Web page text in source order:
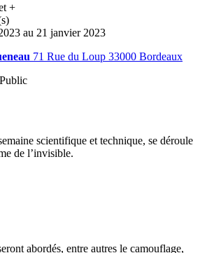
+
au 21 janvier 2023
71 Rue du Loup 33000 Bordeaux
Public
scientifique et technique, se déroule
de l’invisible.
abordés, entre autres le camouflage,